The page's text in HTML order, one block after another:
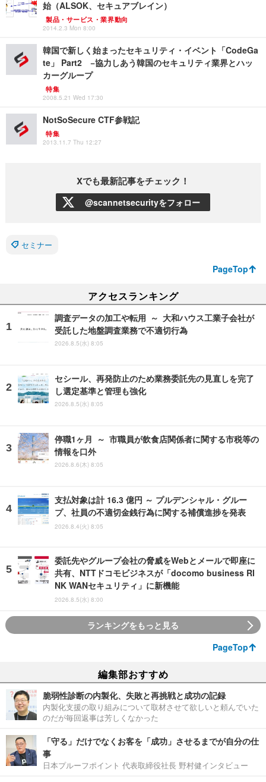
始（ALSOK、セキュアブレイン）
製品・サービス・業界動向
2014.2.3 Mon 8:00
韓国で新しく始まったセキュリティ・イベント「CodeGa
te」 Part2 −協力しあう韓国のセキュリティ業界とハッ
カーグループ
特集
2008.5.21 Wed 17:30
NotSoSecure CTF参戦記
特集
2013.11.7 Thu 12:27
Xでも最新記事をチェック！
@scannetsecurityをフォロー
セミナー
PageTop
アクセスランキング
調査データの加工や転用 ～ 大和ハウス工業子会社が
受託した地盤調査業務で不適切行為
2026.8.5(水) 8:05
セシール、再発防止のため業務委託先の見直しを完了
し選定基準と管理も強化
2026.8.5(水) 8:05
停職1ヶ月 ～ 市職員が飲食店関係者に関する市税等の
情報を口外
2026.8.6(木) 8:05
支払対象は計 16.3 億円 ～ プルデンシャル・グルー
プ、社員の不適切金銭行為に関する補償進捗を発表
2026.8.4(火) 8:05
委託先やグループ会社の脅威をWebとメールで即座に
共有、NTTドコモビジネスが「docomo business RI
NK WANセキュリティ」に新機能
2026.8.5(水) 8:00
ランキングをもっと見る
PageTop
編集部おすすめ
脆弱性診断の内製化、失敗と再挑戦と成功の記録
内製化支援の取り組みについて取材させて欲しいと頼んでいた
のだが毎回返事は芳しくなかった
「守る」だけでなくお客を「成功」させるまでが自分の仕
事
日本プルーフポイント 代表取締役社長 野村健インタビュー